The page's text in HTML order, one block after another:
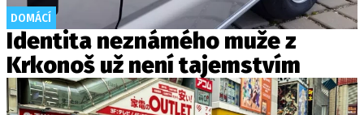
DOMÁCÍ
Identita neznámého muže z
Krkonoš už není tajemstvím